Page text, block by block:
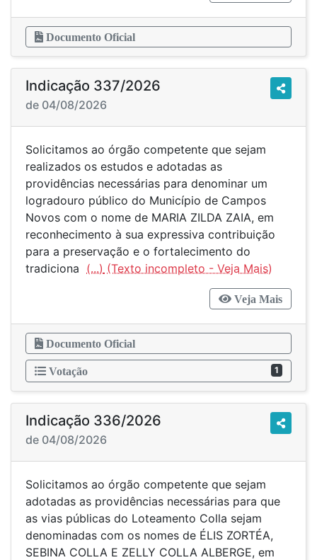
Documento Oficial
Indicação 337/2026
de 04/08/2026
Solicitamos ao órgão competente que sejam
realizados os estudos e adotadas as
providências necessárias para denominar um
logradouro público do Município de Campos
Novos com o nome de MARIA ZILDA ZAIA, em
reconhecimento à sua expressiva contribuição
para a preservação e o fortalecimento do
tradiciona (...)
Veja Mais
Documento Oficial
Votação 1
Indicação 336/2026
de 04/08/2026
Solicitamos ao órgão competente que sejam
adotadas as providências necessárias para que
as vias públicas do Loteamento Colla sejam
denominadas com os nomes de ÉLIS ZORTÉA,
SEBINA COLLA E ZELLY COLLA ALBERGE, em